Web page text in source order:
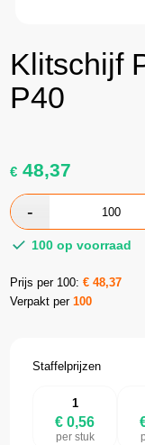
Klitschijf
P40
€ 48,37
100 op voorraad
Prijs per 100:€48,37
Verpakt per100
Staffelprijzen
1
€ 0,56
per stuk